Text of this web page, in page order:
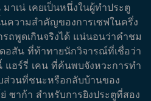
าเน่ เคยเป็นหนึ่งในผู้ทำประตู
ความสำคัญของการเซฟในครึ่ง
ถพูดเกินจริงได้ แน่นอนว่าคำชม
อสัน ที่ท้าทายนักวิจารณ์ที่เชื่อว่า
แฮร์รี่ เคน ที่ค้นพบจังหวะการทำ
ส่วนที่ชนะหรือกลับบ้านของ
ซาก้า สำหรับการยิงประตูที่สอง